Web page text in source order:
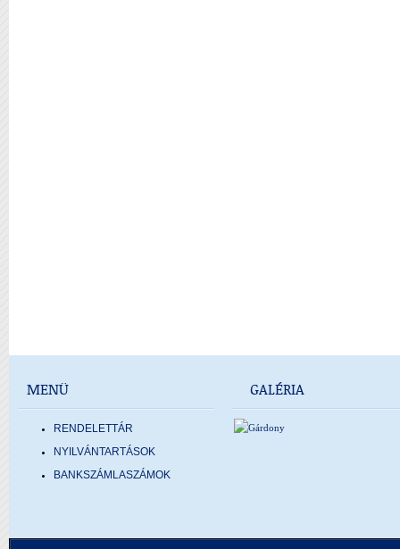
MENÜ
RENDELETTÁR
NYILVÁNTARTÁSOK
BANKSZÁMLASZÁMOK
GALÉRIA